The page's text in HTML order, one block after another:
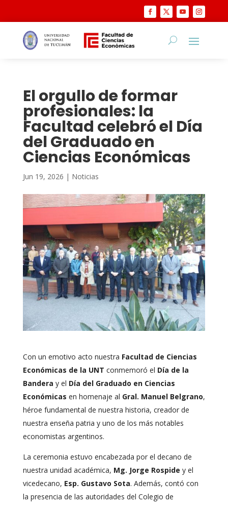
El orgullo de formar
profesionales: la
Facultad celebró el Día
del Graduado en
Ciencias Económicas
Jun 19, 2026 | Noticias
Con un emotivo acto nuestra Facultad de Ciencias
Económicas de la UNT conmemoró el Día de la
Bandera y el Día del Graduado en Ciencias
Económicas en homenaje al Gral. Manuel Belgrano,
héroe fundamental de nuestra historia, creador de
nuestra enseña patria y uno de los más notables
economistas argentinos.
La ceremonia estuvo encabezada por el decano de
nuestra unidad académica, Mg. Jorge Rospide y el
vicedecano, Esp. Gustavo Sota. Además, contó con
la presencia de las autoridades del Colegio de